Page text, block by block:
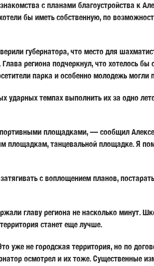
с планами благоустройства к
бы иметь собственную, по
губернатора, что место для
региона подчеркнул, что хотелось
парка и особенно молодежь
темпах выполнить их за одно
площадками, — сообщил
площадкам, танцевальной площадке. Я
с воплощением планов,
главу региона не насколько минут.
станет еще лучше.
уже не городская территория, но по
осмотрел и их тоже. Существенные